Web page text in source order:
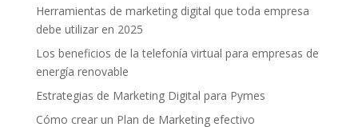
Herramientas de marketing digital que toda empresa
debe utilizar en 2025
Los beneficios de la telefonía virtual para empresas de
energía renovable
Estrategias de Marketing Digital para Pymes
Cómo crear un Plan de Marketing efectivo